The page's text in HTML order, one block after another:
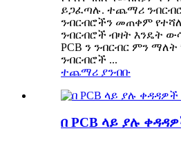
ይጋፈጣሉ. ተጨማሪ
ንብርብሮችን መጠቀም የተሻለ
ንብርብሮች ብዛት እንዴት
PCB ን ንብርብር ምን ማለት
ንብርብሮች ...
ተጨማሪ ያንብቡ
በ PCB ላይ ያሉ